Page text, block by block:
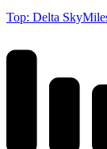
Top: Delta